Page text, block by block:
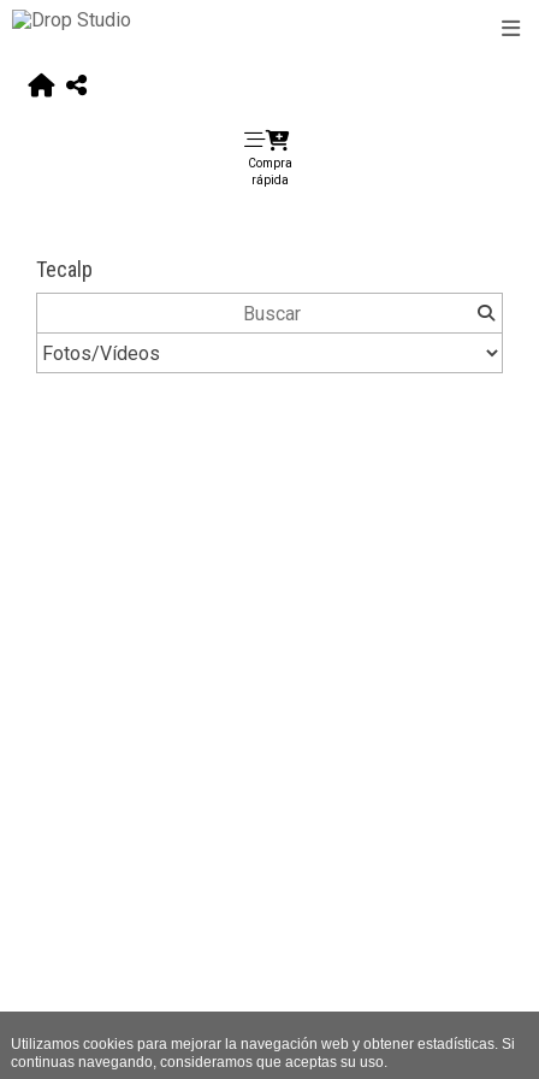
Compra
rápida
Tecalp
Utilizamos cookies para mejorar la navegación web y obtener estadísticas. Si
continuas navegando, consideramos que aceptas su uso.